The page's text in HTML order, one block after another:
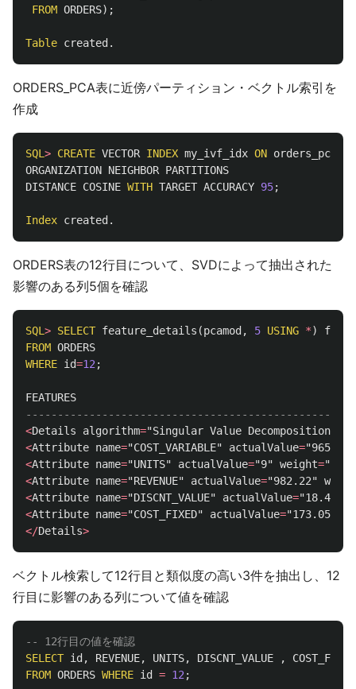
FROM ORDERS);
Table created .
ORDERS_PCA表に近傍パーティション・ベクトル索引を
作成
SQL > CREATE VECTOR INDEX my_ivf_idx ON orders_pca
ORGANIZATION NEIGHBOR PARTITIONS
DISTANCE COSINE WITH TARGET ACCURACY 95;
Index created .
ORDERS表の12行目について、SVDによって抽出された
影響のある列5個を確認
SQL > SELECT feature_details (pcamod , 5 USING *)
FROM ORDERS
WHERE id=12 ;
FEATURES
<Details algorithm="Singular Value Decomposition"
<Attribute name="COST_VARIABLE" actualValue="965.3"
<Attribute name="UNITS" actualValue="9" weight="0"
<Attribute name="REVENUE" actualValue="982.22"
<Attribute name="DISCNT_VALUE" actualValue="18.4"
<Attribute name="COST_FIXED" actualValue="173.05"
</Details>
ベクトル検索して12行目と類似度の高い3件を抽出し、12
行目に影響のある列について値を確認
-- 12行目の値を確認
SELECT id , REVENUE, UNITS, DISCNT_VALUE ,
COST_FIXED
FROM ORDERS WHERE id = 12 ;